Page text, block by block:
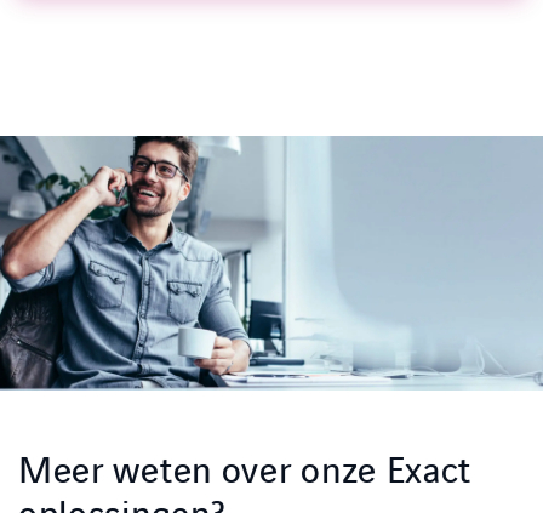
Meer weten over onze Exact